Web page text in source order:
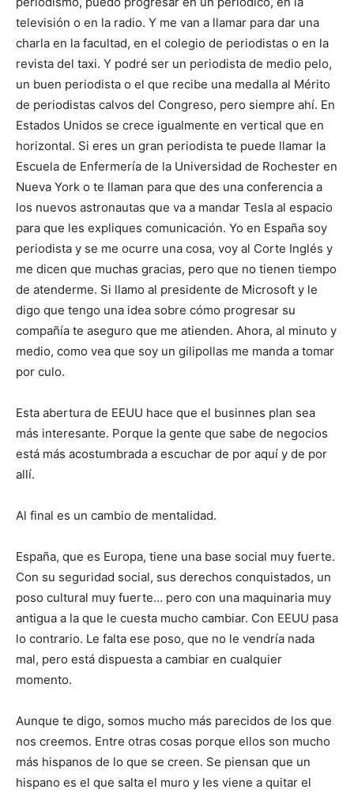
televisión o en la radio. Y me van a llamar para dar una
charla en la facultad, en el colegio de periodistas o en la
revista del taxi. Y podré ser un periodista de medio pelo,
un buen periodista o el que recibe una medalla al Mérito
de periodistas calvos del Congreso, pero siempre ahí. En
Estados Unidos se crece igualmente en vertical que en
horizontal. Si eres un gran periodista te puede llamar la
Escuela de Enfermería de la Universidad de Rochester en
Nueva York o te llaman para que des una conferencia a
los nuevos astronautas que va a mandar Tesla al espacio
para que les expliques comunicación. Yo en España soy
periodista y se me ocurre una cosa, voy al Corte Inglés y
me dicen que muchas gracias, pero que no tienen tiempo
de atenderme. Si llamo al presidente de Microsoft y le
digo que tengo una idea sobre cómo progresar su
compañía te aseguro que me atienden. Ahora, al minuto y
medio, como vea que soy un gilipollas me manda a tomar
por culo.
Esta abertura de EEUU hace que el businnes plan sea
más interesante. Porque la gente que sabe de negocios
está más acostumbrada a escuchar de por aquí y de por
allí.
Al final es un cambio de mentalidad.
España, que es Europa, tiene una base social muy fuerte.
Con su seguridad social, sus derechos conquistados, un
poso cultural muy fuerte… pero con una maquinaria muy
antigua a la que le cuesta mucho cambiar. Con EEUU pasa
lo contrario. Le falta ese poso, que no le vendría nada
mal, pero está dispuesta a cambiar en cualquier
momento.
Aunque te digo, somos mucho más parecidos de los que
nos creemos. Entre otras cosas porque ellos son mucho
más hispanos de lo que se creen. Se piensan que un
hispano es el que salta el muro y les viene a quitar el